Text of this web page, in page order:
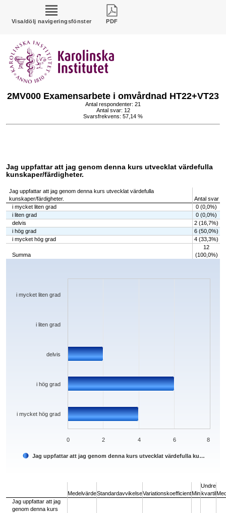
Visa/dölj navigeringsfönster PDF
2MV000 Examensarbete i omvårdnad HT22+VT23
Antal respondenter: 21
Antal svar: 12
Svarsfrekvens: 57,14 %
Jag uppfattar att jag genom denna kurs utvecklat värdefulla
kunskaper/färdigheter.
Jag uppfattar att jag genom denna kurs utvecklat värdefulla
kunskaper/färdigheter.
Antal svar
i mycket liten grad
0 (0,0%)
i liten grad
0 (0,0%)
delvis
2 (16,7%)
i hög grad
6 (50,0%)
i mycket hög grad
4 (33,3%)
Summa
12
(100,0%)
Chart
The chart has 1 X axis displaying categories.
Jag uppfattar att jag genom denna kurs utvecklat värdefulla ku…
i mycket hög grad
i hög grad
delvis
i liten grad
i mycket liten grad
0 2 4 6 8
MedelvärdeStandardavvikelseVariationskoefficientMin
Undre
kvartil
Jag uppfattar att jag
genom denna kurs